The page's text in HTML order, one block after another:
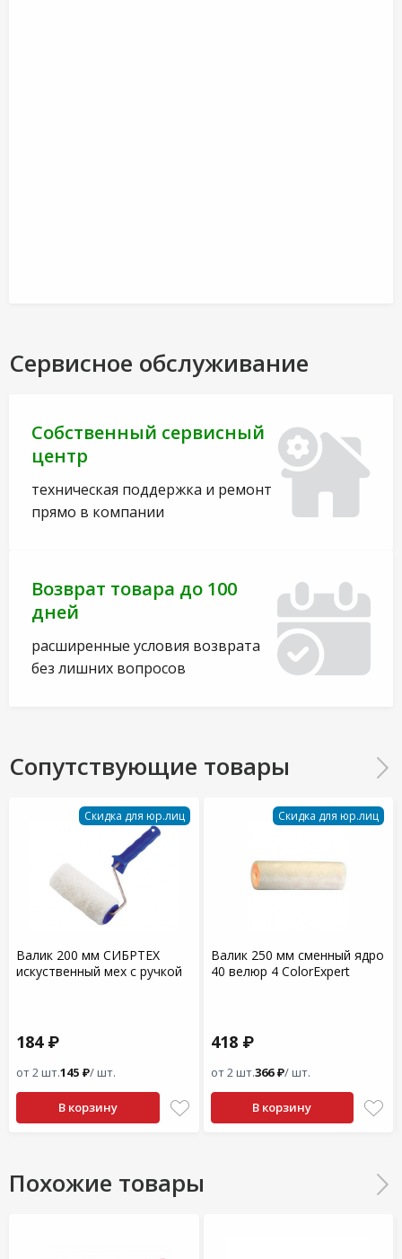
Сервисное обслуживание
Собственный сервисный
центр
техническая поддержка и ремонт
прямо в компании
Возврат товара до 100
дней
расширенные условия возврата
без лишних вопросов
Сопутствующие товары
Скидка для юр.лиц
Валик 200 мм СИБРТЕХ
искуственный мех с ручкой
184 ₽
от 2 шт.145 ₽/ шт.
В корзину
Скидка для юр.лиц
Валик 250 мм сменный ядро
40 велюр 4 ColorExpert
418 ₽
от 2 шт.366 ₽/ шт.
В корзину
Похожие товары